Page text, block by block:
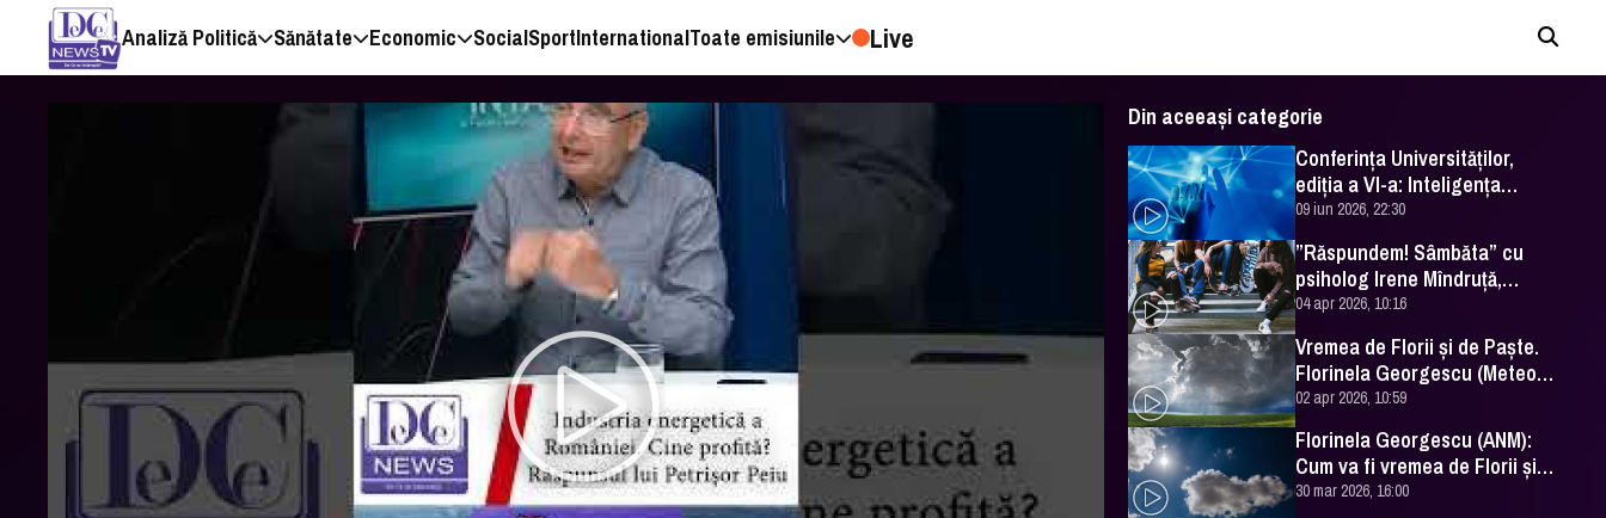
Analiză Politică Sănătate Economic SocialSportInternationalToate emisiunile Live
Din aceeași categorie
Conferința Universităților,
ediția a VI-a: Inteligența
artificială în Educație- soluție
sau problemă?
09 iun 2026, 22:30
”Răspundem! Sâmbăta” cu
psiholog Irene Mîndruță,
despre adolescență
04 apr 2026, 10:16
Vremea de Florii și de Paște.
Florinela Georgescu (Meteo
România) a făcut prognoza
02 apr 2026, 10:59
Florinela Georgescu (ANM):
Cum va fi vremea de Florii și
de Paște 2026
30 mar 2026, 16:00